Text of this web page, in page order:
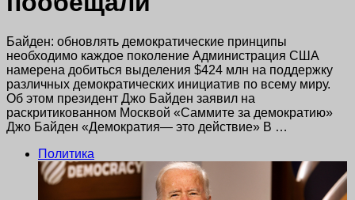
Байден: обновлять демократические принципы
необходимо каждое поколение Администрация США
намерена добиться выделения $424 млн на поддержку
различных демократических инициатив по всему миру.
Об этом президент Джо Байден заявил на
раскритикованном Москвой «Саммите за демократию»
Джо Байден «Демократия— это действие» В …
Политика